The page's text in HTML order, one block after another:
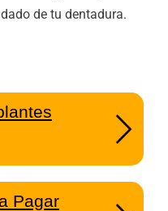
de tu dentadura.
Pagar